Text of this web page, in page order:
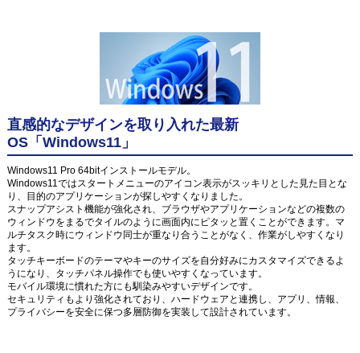
直感的なデザインを取り入れた最新
OS「Windows11」
Windows11 Pro 64bitインストールモデル。
Windows11ではスタートメニューのアイコン表示がスッキリとした見た目とな
り、目的のアプリケーションが探しやすくなりました。
スナップアシスト機能が強化され、ブラウザやアプリケーションなどの複数の
ウィンドウをまるでタイルのように画面内にピタッと置くことができます。マ
ルチタスク時にウィンドウ同士が重なり合うことがなく、作業がしやすくなり
ます。
タッチキーボードのテーマやキーのサイズを自分好みにカスタマイズできるよ
うになり、タッチパネル操作でも使いやすくなっています。
モバイル環境に慣れた方にも馴染みやすいデザインです。
セキュリティもより強化されており、ハードウェアと連携し、アプリ、情報、
プライバシーを安全に保つ多層防御を実装して設計されています。